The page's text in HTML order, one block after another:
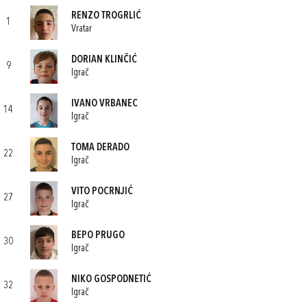
1
RENZO TROGRLIĆ
Vratar
9
DORIAN KLINČIĆ
Igrač
14
IVANO VRBANEC
Igrač
22
TOMA DERADO
Igrač
27
VITO POCRNJIĆ
Igrač
30
BEPO PRUGO
Igrač
32
NIKO GOSPODNETIĆ
Igrač